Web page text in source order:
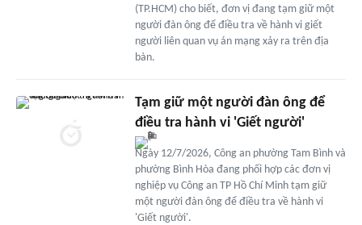
(TP.HCM) cho biết, đơn vị đang tạm giữ một
người đàn ông để điều tra về hành vi giết
người liên quan vụ án mạng xảy ra trên địa
bàn.
Tạm giữ một người đàn ông để
điều tra hành vi 'Giết người'
Ngày 12/7/2026, Công an phường Tam Bình và
phường Bình Hòa đang phối hợp các đơn vị
nghiệp vụ Công an TP Hồ Chí Minh tạm giữ
một người đàn ông để điều tra về hành vi
'Giết người'.